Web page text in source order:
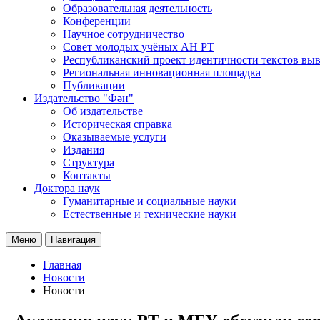
Образовательная деятельность
Конференции
Научное сотрудничество
Совет молодых учёных АН РТ
Республиканский проект идентичности текстов
Региональная инновационная площадка
Публикации
Издательство "Фән"
Об издательстве
Историческая справка
Оказываемые услуги
Издания
Структура
Контакты
Доктора наук
Гуманитарные и социальные науки
Естественные и технические науки
Меню Навигация
Главная
Новости
Новости